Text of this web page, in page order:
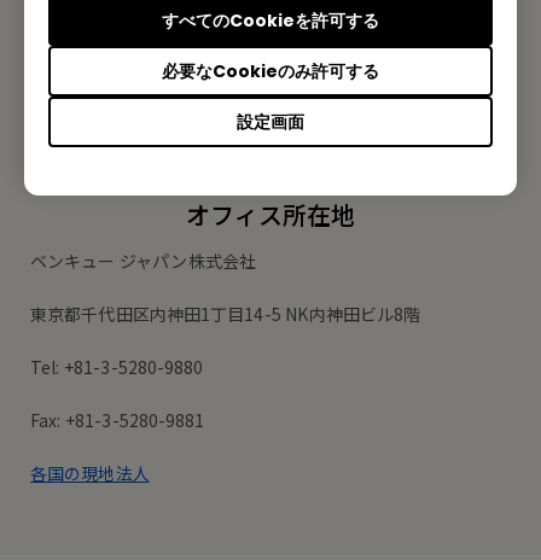
設定画面
必要なCookieのみ許可する
すべてのCookieを許可する
製品情報や活用事例、特典情報などを配信中です。
登録する
オフィス所在地
ベンキュー ジャパン株式会社
東京都千代田区内神田1丁目14-5 NK内神田ビル8階
Tel: +81-3-5280-9880
Fax: +81-3-5280-9881
各国の現地法人